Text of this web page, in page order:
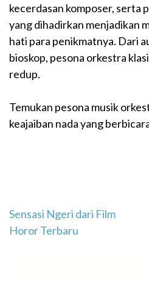
kecerdasan komposer, serta
yang dihadirkan menjadikan
hati para penikmatnya. Dari
bioskop, pesona orkestra
redup.
Temukan pesona musik
keajaiban nada yang
Navigasi
pos
Sensasi Ngeri dari Film
Horor Terbaru